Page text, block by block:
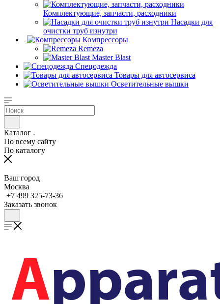
Комплектующие, запчасти, расходники
Насадки для
очистки труб изнутри
Компрессоры
Remeza
Master Blast
Спецодежда
Товары для автосервиса
Осветительные вышки
Каталог
По всему сайту
По каталогу
Ваш город
Москва
+7 499 325-73-36
Заказать звонок